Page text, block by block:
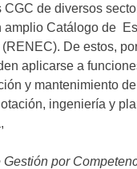
CGC de diversos
amplio Catálogo de
De estos,
aplicarse a
y mantenimiento
ingeniería y
Gestión por